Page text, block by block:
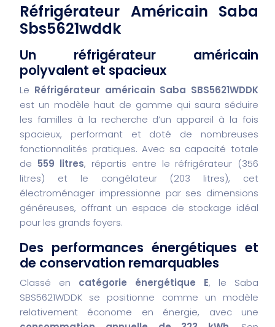
Réfrigérateur Américain Saba
Sbs5621wddk
Un réfrigérateur américain
polyvalent et spacieux
Le Réfrigérateur américain Saba SBS5621WDDK
est un modèle haut de gamme qui saura séduire
les familles à la recherche d’un appareil à la fois
spacieux, performant et doté de nombreuses
fonctionnalités pratiques. Avec sa capacité totale
de 559 litres, répartis entre le réfrigérateur (356
litres) et le congélateur (203 litres), cet
électroménager impressionne par ses dimensions
généreuses, offrant un espace de stockage idéal
pour les grands foyers.
Des performances énergétiques et
de conservation remarquables
Classé en catégorie énergétique E, le Saba
SBS5621WDDK se positionne comme un modèle
relativement économe en énergie, avec une